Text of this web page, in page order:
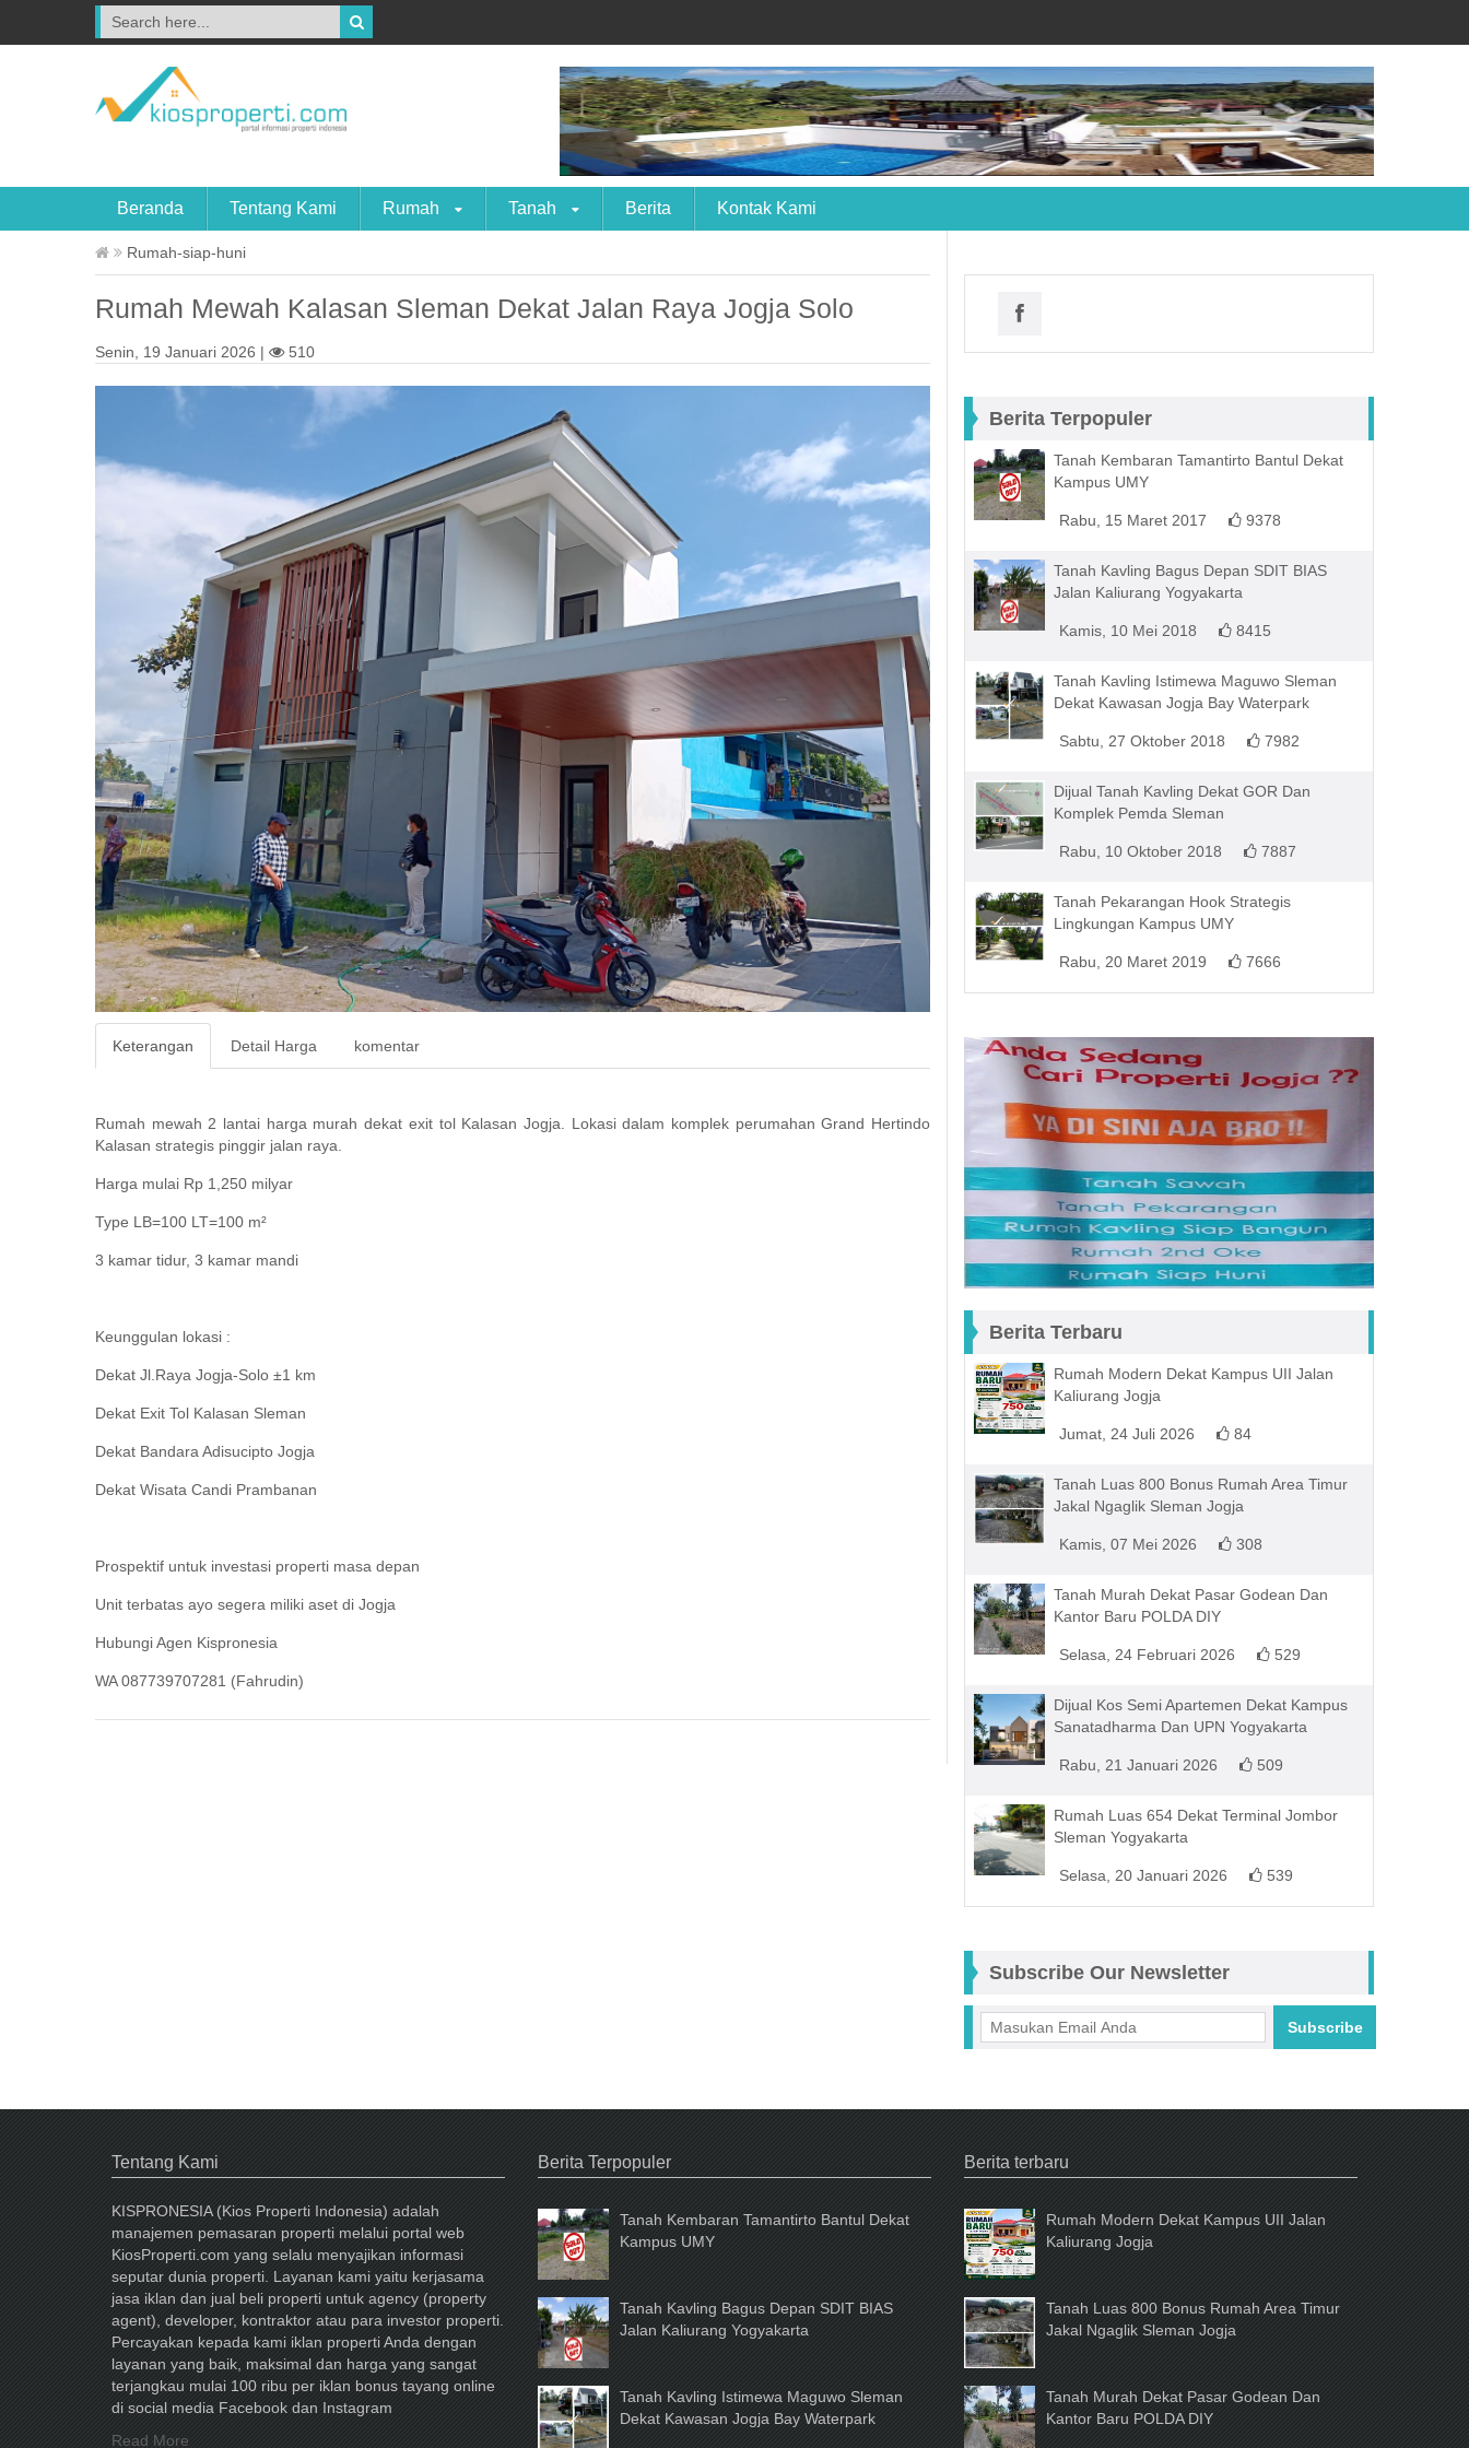
Beranda Tentang Kami Rumah Tanah Berita Kontak Kami
Rumah-siap-huni
Rumah Mewah Kalasan Sleman Dekat Jalan Raya Jogja Solo
Senin, 19 Januari 2026 | 510
Keterangan Detail Harga komentar
Rumah mewah 2 lantai harga murah dekat exit tol Kalasan Jogja. Lokasi dalam komplek perumahan Grand Hertindo
Kalasan strategis pinggir jalan raya.
Harga mulai Rp 1,250 milyar
Type LB=100 LT=100 m²
3 kamar tidur, 3 kamar mandi
Keunggulan lokasi :
Dekat Jl.Raya Jogja-Solo ±1 km
Dekat Exit Tol Kalasan Sleman
Dekat Bandara Adisucipto Jogja
Dekat Wisata Candi Prambanan
Prospektif untuk investasi properti masa depan
Unit terbatas ayo segera miliki aset di Jogja
Hubungi Agen Kispronesia
WA 087739707281 (Fahrudin)
Berita Terpopuler
Tanah Kembaran Tamantirto Bantul Dekat
Kampus UMY
Rabu, 15 Maret 2017 9378
Tanah Kavling Bagus Depan SDIT BIAS
Jalan Kaliurang Yogyakarta
Kamis, 10 Mei 2018 8415
Tanah Kavling Istimewa Maguwo Sleman
Dekat Kawasan Jogja Bay Waterpark
Sabtu, 27 Oktober 2018 7982
Dijual Tanah Kavling Dekat GOR Dan
Komplek Pemda Sleman
Rabu, 10 Oktober 2018 7887
Tanah Pekarangan Hook Strategis
Lingkungan Kampus UMY
Rabu, 20 Maret 2019 7666
Berita Terbaru
Rumah Modern Dekat Kampus UII Jalan
Kaliurang Jogja
Jumat, 24 Juli 2026 84
Tanah Luas 800 Bonus Rumah Area Timur
Jakal Ngaglik Sleman Jogja
Kamis, 07 Mei 2026 308
Tanah Murah Dekat Pasar Godean Dan
Kantor Baru POLDA DIY
Selasa, 24 Februari 2026 529
Dijual Kos Semi Apartemen Dekat Kampus
Sanatadharma Dan UPN Yogyakarta
Rabu, 21 Januari 2026 509
Rumah Luas 654 Dekat Terminal Jombor
Sleman Yogyakarta
Selasa, 20 Januari 2026 539
Subscribe Our Newsletter
Subscribe
Tentang Kami
KISPRONESIA (Kios Properti Indonesia) adalah
manajemen pemasaran properti melalui portal web
KiosProperti.com yang selalu menyajikan informasi
seputar dunia properti. Layanan kami yaitu kerjasama
jasa iklan dan jual beli properti untuk agency (property
agent), developer, kontraktor atau para investor properti.
Percayakan kepada kami iklan properti Anda dengan
layanan yang baik, maksimal dan harga yang sangat
terjangkau mulai 100 ribu per iklan bonus tayang online
di social media Facebook dan Instagram
Read More
Berita Terpopuler
Tanah Kembaran Tamantirto Bantul Dekat
Kampus UMY
Tanah Kavling Bagus Depan SDIT BIAS
Jalan Kaliurang Yogyakarta
Tanah Kavling Istimewa Maguwo Sleman
Dekat Kawasan Jogja Bay Waterpark
Berita terbaru
Rumah Modern Dekat Kampus UII Jalan
Kaliurang Jogja
Tanah Luas 800 Bonus Rumah Area Timur
Jakal Ngaglik Sleman Jogja
Tanah Murah Dekat Pasar Godean Dan
Kantor Baru POLDA DIY